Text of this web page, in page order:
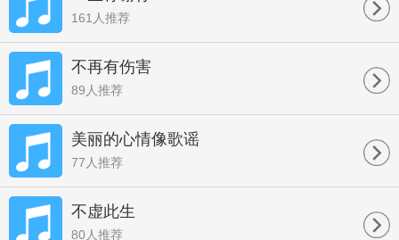
161人推荐
不再有伤害
89人推荐
美丽的心情像歌谣
77人推荐
不虚此生
80人推荐